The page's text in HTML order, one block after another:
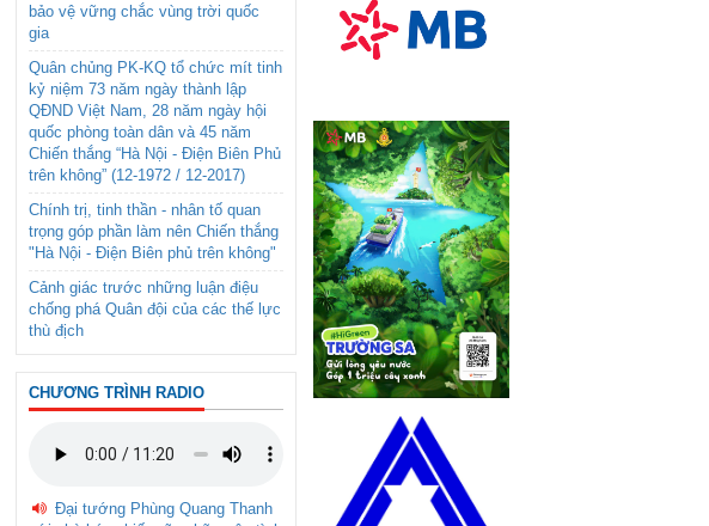
bảo vệ vững chắc vùng trời quốc
gia
Quân chủng PK-KQ tổ chức mít tinh
kỷ niệm 73 năm ngày thành lập
QĐND Việt Nam, 28 năm ngày hội
quốc phòng toàn dân và 45 năm
Chiến thắng “Hà Nội - Điện Biên Phủ
trên không” (12-1972 / 12-2017)
Chính trị, tinh thần - nhân tố quan
trọng góp phần làm nên Chiến thắng
"Hà Nội - Điện Biên phủ trên không"
Cảnh giác trước những luận điệu
chống phá Quân đội của các thế lực
thù địch
CHƯƠNG TRÌNH RADIO
Đại tướng Phùng Quang Thanh